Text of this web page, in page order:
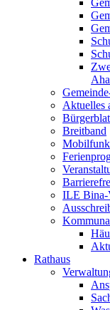
Aktuelles
Breitband
Mobilfunk
ILE Bina-
Rathaus